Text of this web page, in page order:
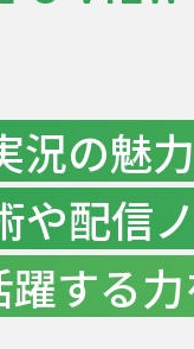
況の魅
や配信
する力